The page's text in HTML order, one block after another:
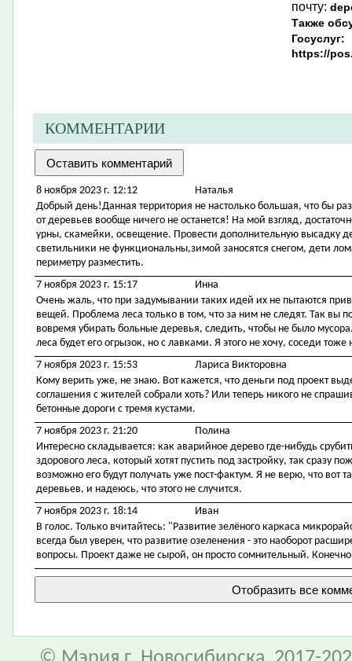
почту:
Также
Госуслуг:
https://
КОММЕНТАРИИ
8 ноября 2023 г. 12:12
Наталья
Добрый день!Данная территория не настолько большая, что бы
от деревьев вообще ничего не останется! На мой взгляд,
урны, скамейки, освещение. Провести дополнительную высадку
светильники не функциональны,зимой заносятся снегом, дети
периметру разместить.
7 ноября 2023 г. 15:17
Инна
Очень жаль, что при задумывании таких идей их не пытаются
вещей. Проблема леса только в том, что за ним не следят. Так вы
вовремя убирать больные деревья, следить, чтобы не было
леса будет его огрызок, но с лавками. Я этого не хочу, соседи тоже
7 ноября 2023 г. 15:53
Лариса Викторовна
Кому верить уже, не знаю. Вот кажется, что деньги под проект
соглашения с жителей собрали хоть? Или теперь никого не
бетонные дороги с тремя кустами.
7 ноября 2023 г. 21:20
Полина
Интересно складывается: как аварийное дерево где-нибудь
здорового леса, который хотят пустить под застройку, так сразу
возможно его будут получать уже пост-фактум. Я не верю, что вот
деревьев, и надеюсь, что этого не случится.
7 ноября 2023 г. 18:14
Иван
В голос. Только вчитайтесь: "Развитие зелёного каркаса
всегда был уверен, что развитие озеленения - это наоборот
вопросы. Проект даже не сырой, он просто сомнительный.